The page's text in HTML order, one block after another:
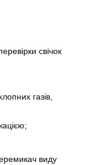
свічок
газів,
виду